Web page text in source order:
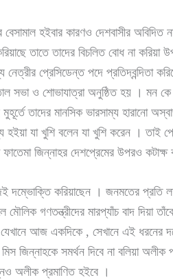
হইবার কারণও দেশবাসীর
তাতে তাদের বিচলিত বোধ না
নেত্রীর প্রেসিডেন্ত পদে প্রতিদ্বন্দিতা
সভা ও শোভাযাত্রা অনুষ্ঠিত হয় । মন
তাদের মানসিক ভারসাম্য হারানো
হইয়া যা খুশি বলেন যা খুশি করেন ।
জিন্নাহর দেশপ্রেমের উপরও
দম্ভোক্তি করিয়াছেন । জনমতের
গণতন্ত্রীদের মারপ্যাঁচ বাদ দিয়া
আজ একদিকে , সেখানে এই ধরনের
মিস জিন্নাহকে সমর্থন দিবে না বলিয়া
অলীক প্রমাণিত হইবে ।